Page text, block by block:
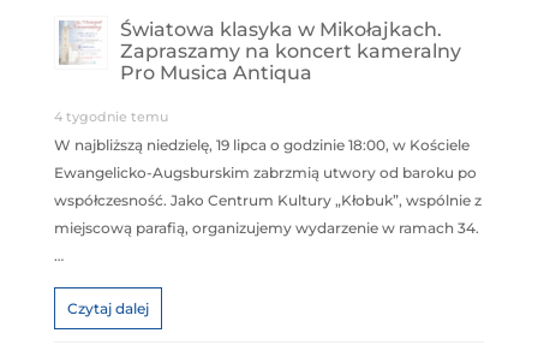
Światowa klasyka w Mikołajkach.
Zapraszamy na koncert kameralny
Pro Musica Antiqua
4 tygodnie temu
W najbliższą niedzielę, 19 lipca o godzinie 18:00, w Kościele
Ewangelicko-Augsburskim zabrzmią utwory od baroku po
współczesność. Jako Centrum Kultury „Kłobuk”, wspólnie z
miejscową parafią, organizujemy wydarzenie w ramach 34.
…
Czytaj dalej